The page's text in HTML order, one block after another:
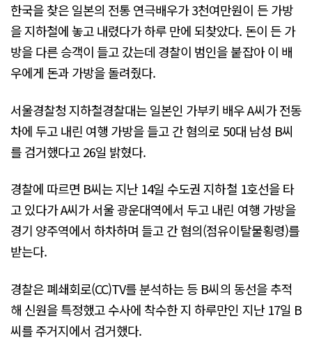
한국을 찾은 일본의 전통 연극배우가 3천여만원이 든 가방
을 지하철에 놓고 내렸다가 하루 만에 되찾았다. 돈이 든 가
방을 다른 승객이 들고 갔는데 경찰이 범인을 붙잡아 이 배
우에게 돈과 가방을 돌려줬다.
서울경찰청 지하철경찰대는 일본인 가부키 배우 A씨가 전동
차에 두고 내린 여행 가방을 들고 간 혐의로 50대 남성 B씨
를 검거했다고 26일 밝혔다.
경찰에 따르면 B씨는 지난 14일 수도권 지하철 1호선을 타
고 있다가 A씨가 서울 광운대역에서 두고 내린 여행 가방을
경기 양주역에서 하차하며 들고 간 혐의(점유이탈물횡령)를
받는다.
경찰은 폐쇄회로(CC)TV를 분석하는 등 B씨의 동선을 추적
해 신원을 특정했고 수사에 착수한 지 하루만인 지난 17일 B
씨를 주거지에서 검거했다.